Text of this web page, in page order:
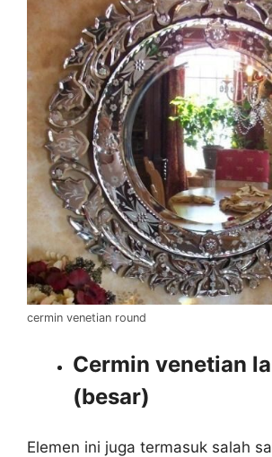
cermin venetian round
Cermin venetian
(besar)
Elemen ini juga termasuk salah